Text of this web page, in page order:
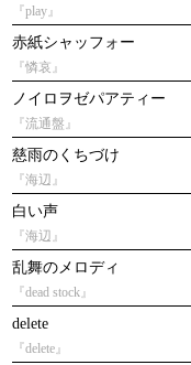
『play』
赤紙シャッフォー
『憐哀』
ノイロヲゼパアティー
『流通盤』
慈雨のくちづけ
『海辺』
白い声
『海辺』
乱舞のメロディ
『dead stock』
delete
『delete』